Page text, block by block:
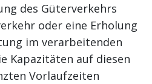
des Güterverkehrs
oder eine Erholung
im verarbeitenden
Kapazitäten auf diesen
Vorlaufzeiten